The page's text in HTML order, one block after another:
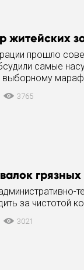
житейских
прошло
самые
выборному
3765
за чистотой
3021